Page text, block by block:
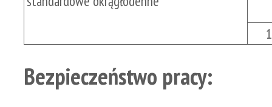
Bezpieczeństwo pracy: